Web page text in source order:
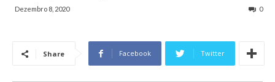
Dezembro 8, 2020 0
Share Facebook Twitter